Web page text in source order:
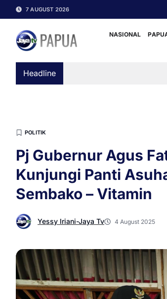
7 AUGUST 2026
NASIONAL
Headline
POLITIK
Pj Gubernur Agus
Kunjungi Panti
Sembako – Vitamin
Yessy Iriani-Jaya Tv 4 August 2025